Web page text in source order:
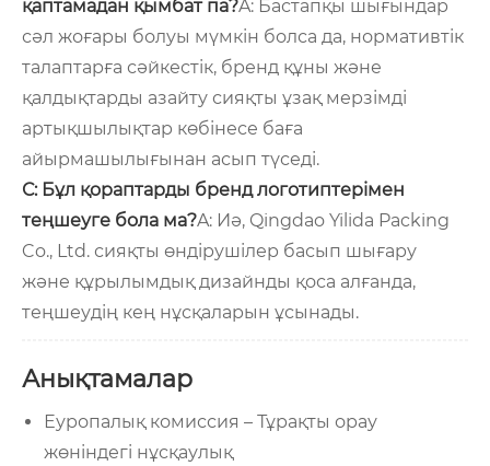
қаптамадан қымбат па?A: Бастапқы шығындар
сәл жоғары болуы мүмкін болса да, нормативтік
талаптарға сәйкестік, бренд құны және
қалдықтарды азайту сияқты ұзақ мерзімді
артықшылықтар көбінесе баға
айырмашылығынан асып түседі.
С: Бұл қораптарды бренд логотиптерімен
теңшеуге бола ма?A: Иә, Qingdao Yilida Packing
Co., Ltd. сияқты өндірушілер басып шығару
және құрылымдық дизайнды қоса алғанда,
теңшеудің кең нұсқаларын ұсынады.
Анықтамалар
Еуропалық комиссия – Тұрақты орау
жөніндегі нұсқаулық